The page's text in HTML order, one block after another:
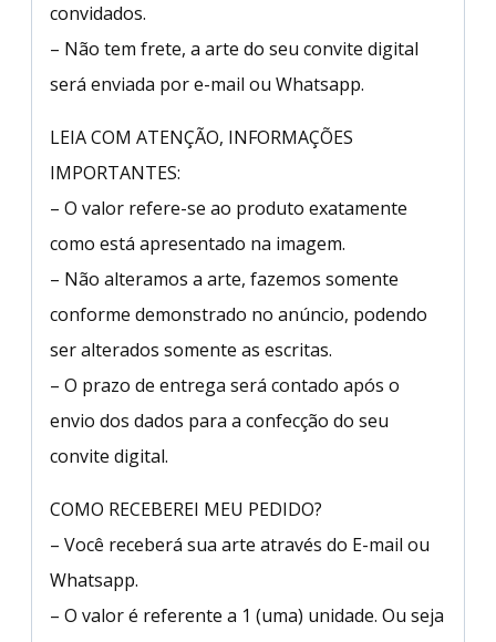
convidados.
– Não tem frete, a arte do seu convite digital
será enviada por e-mail ou Whatsapp.
LEIA COM ATENÇÃO, INFORMAÇÕES
IMPORTANTES:
– O valor refere-se ao produto exatamente
como está apresentado na imagem.
– Não alteramos a arte, fazemos somente
conforme demonstrado no anúncio, podendo
ser alterados somente as escritas.
– O prazo de entrega será contado após o
envio dos dados para a confecção do seu
convite digital.
COMO RECEBEREI MEU PEDIDO?
– Você receberá sua arte através do E-mail ou
Whatsapp.
– O valor é referente a 1 (uma) unidade. Ou seja